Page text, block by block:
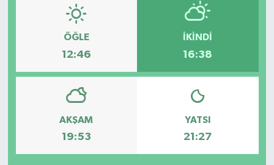
ÖĞLE
12:46
İKINDI
16:38
AKŞAM
19:53
YATSI
21:27